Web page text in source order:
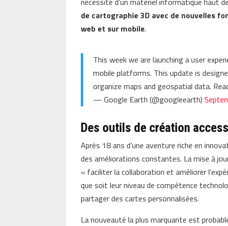
de cartographie 3D avec de nouvelles
web et sur mobile.
This week we are launching a user
mobile platforms. This update is
organize maps and geospatial data.
— Google Earth (@googleearth)
Des outils de création
Après 18 ans d’une aventure riche en
des améliorations constantes. La mise à
« faciliter la collaboration et améliorer
que soit leur niveau de compétence
partager des cartes personnalisées.
La nouveauté la plus marquante est